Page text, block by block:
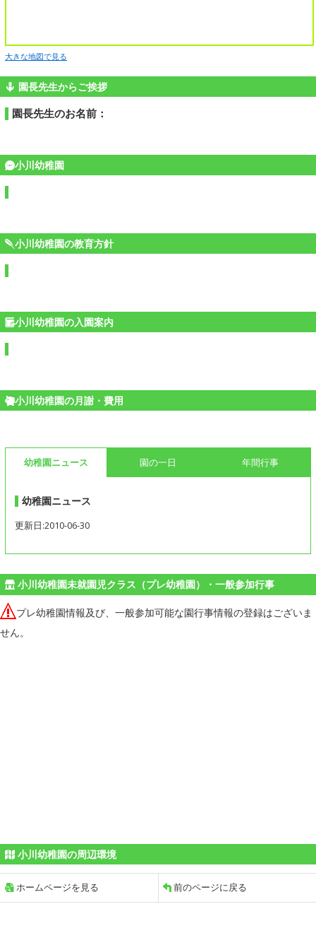
大きな地図で見る
園長先生からご挨拶
園長先生のお名前：
小川幼稚園
小川幼稚園の教育方針
小川幼稚園の入園案内
小川幼稚園の月謝・費用
幼稚園ニュース 園の一日 年間行事
幼稚園ニュース
更新日:2010-06-30
小川幼稚園未就園児クラス（プレ幼稚園）・一般参加行事
プレ幼稚園情報及び、一般参加可能な園行事情報の登録はございま
せん。
小川幼稚園の周辺環境
ホームページを見る 前のページに戻る